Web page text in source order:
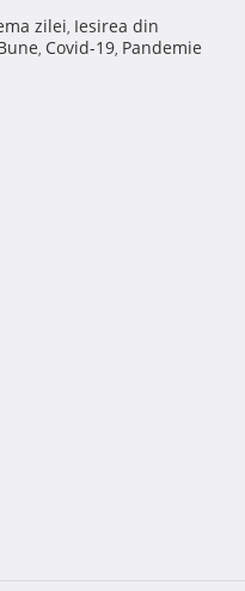
zilei, Iesirea din
, Covid-19, Pandemie